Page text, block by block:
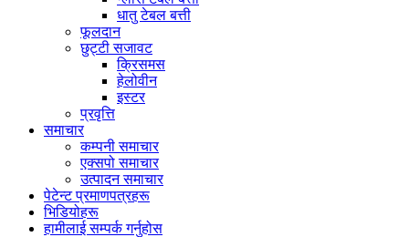
धातु टेबल बत्ती
फूलदान
छुट्टी सजावट
क्रिसमस
हेलोवीन
इस्टर
प्रवृत्ति
समाचार
कम्पनी समाचार
एक्सपो समाचार
उत्पादन समाचार
पेटेन्ट प्रमाणपत्रहरू
भिडियोहरू
हामीलाई सम्पर्क गर्नुहोस